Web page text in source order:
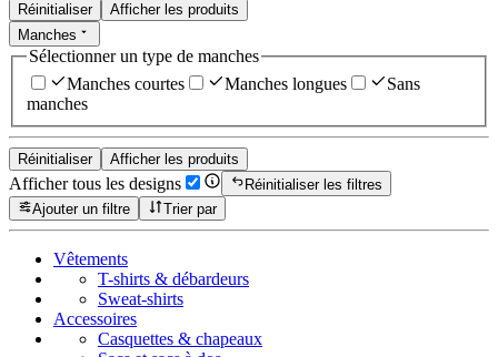
Réinitialiser
Afficher les produits
Manches
Sélectionner un type de manches
Manches courtes
Manches longues
Sans
manches
Réinitialiser Afficher les produits
Afficher tous les designs
Réinitialiser les filtres
Ajouter un filtre
Trier par
Vêtements
T-shirts & débardeurs
Sweat-shirts
Accessoires
Casquettes & chapeaux